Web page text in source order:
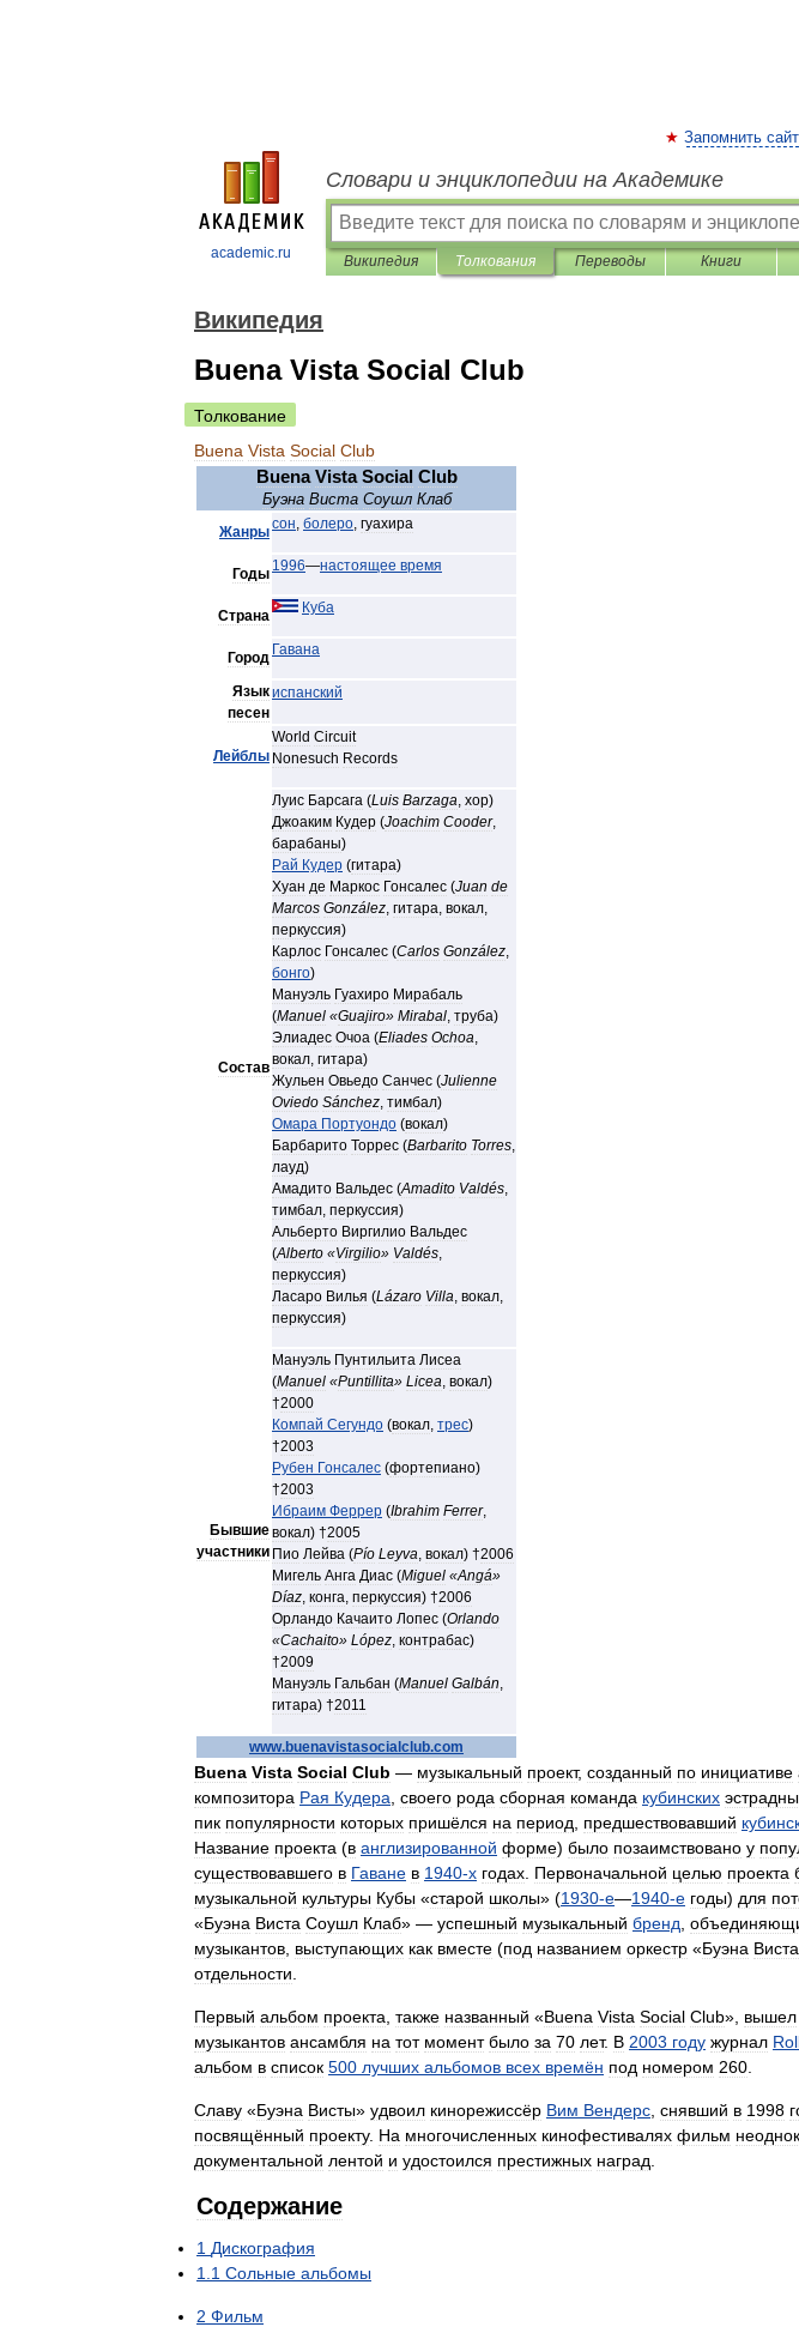
academic.ru
Запомнить сайт
Словари и энциклопедии на Академике
Википедия Толкования Переводы Книги
Википедия
Buena Vista Social Club
Толкование
Buena Vista Social Club
Buena Vista Social Club
Буэна Виста Соушл Клаб
Жанрысон, болеро, гуахира
Годы 1996—настоящее время
Страна Куба
Город Гавана
Язык
песен
испанский
Лейблы
World Circuit
Nonesuch Records
Состав
Луис Барсага (Luis Barzaga, хор)
Джоаким Кудер (Joachim Cooder,
барабаны)
Рай Кудер (гитара)
Хуан де Маркос Гонсалес (Juan de
Marcos González, гитара, вокал,
перкуссия)
Карлос Гонсалес (Carlos González,
бонго)
Мануэль Гуахиро Мирабаль
(Manuel «Guajiro» Mirabal, труба)
Элиадес Очоа (Eliades Ochoa,
вокал, гитара)
Жульен Овьедо Санчес (Julienne
Oviedo Sánchez, тимбал)
Омара Портуондо (вокал)
Барбарито Торрес (Barbarito Torres,
лауд)
Амадито Вальдес (Amadito Valdés,
тимбал, перкуссия)
Альберто Виргилио Вальдес
(Alberto «Virgilio» Valdés,
перкуссия)
Ласаро Вилья (Lázaro Villa, вокал,
перкуссия)
Бывшие
участники
Мануэль Пунтильита Лисеа
(Manuel «Puntillita» Licea, вокал)
†2000
Компай Сегундо (вокал, трес)
†2003
Рубен Гонсалес (фортепиано)
†2003
Ибраим Феррер (Ibrahim Ferrer,
вокал) †2005
Пио Лейва (Pío Leyva, вокал) †2006
Мигель Анга Диас (Miguel «Angá»
Díaz, конга, перкуссия) †2006
Орландо Качаито Лопес (Orlando
«Cachaito» López, контрабас)
†2009
Мануэль Гальбан (Manuel Galbán,
гитара) †2011
www.buenavistasocialclub.com
Buena Vista Social Club — музыкальный проект, созданный по инициативе
композитора Рая Кудера своего рода сборная команда кубинских
пик популярности которых пришёлся на период предшествовавший
Название проекта (в англизированной форме) было позаимствовано у
существовавшего в Гаване в 1940-х годах Первоначальной целью проекта
музыкальной культуры Кубы «старой школы» (1930-е—1940-е годы) для
«Буэна Виста Соушл Клаб» — успешный музыкальный бренд
музыкантов выступающих как вместе (под названием оркестр «Буэна Виста
отдельности
Первый альбом проекта также названный «Buena Vista Social Club», вышел
музыкантов ансамбля на тот момент было за 70 лет. В 2003 году журнал
альбом в список 500 лучших альбомов всех времён под номером 260
Славу «Буэна Висты» удвоил кинорежиссёр Вим Вендерс снявший в 1998
посвящённый проекту. На многочисленных кинофестивалях фильм
документальной лентой и удостоился престижных наград
Содержание
1 Дискография
1 1 Сольные альбомы
2 Фильм